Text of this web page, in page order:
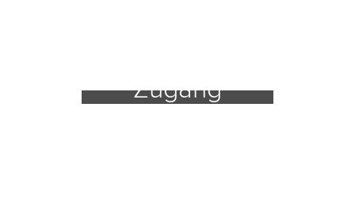
Zugang